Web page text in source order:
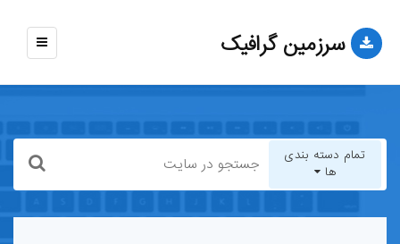
سرزمین گرافیک
نمایش
تمام دسته بندی
ها
تمام دسته بندی ها